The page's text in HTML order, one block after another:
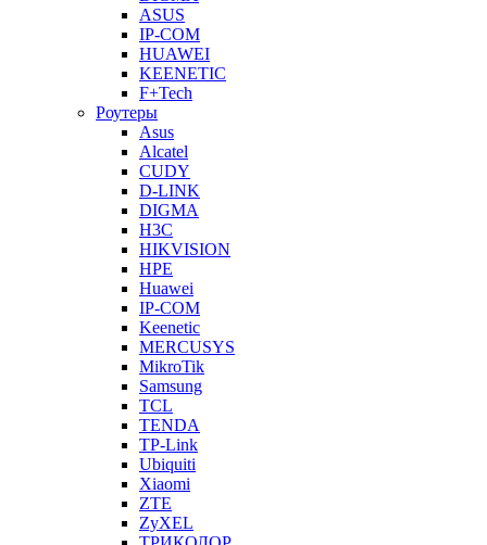
ASUS
IP-COM
HUAWEI
KEENETIC
F+Tech
Роутеры
Asus
Alcatel
CUDY
D-LINK
DIGMA
H3C
HIKVISION
HPE
Huawei
IP-COM
Keenetic
MERCUSYS
MikroTik
Samsung
TCL
TENDA
TP-Link
Ubiquiti
Xiaomi
ZTE
ZyXEL